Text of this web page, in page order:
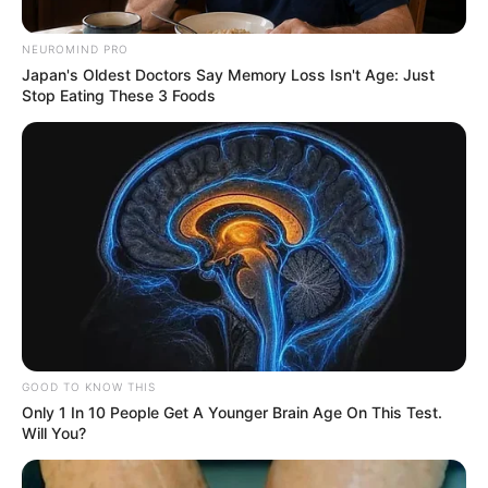
Personas capturadas en Medellín
Por: Diego Alejandro Escobar Calle
Octubre 15, 2025
NEUROMIND PRO
Japan's Oldest Doctors Say Memory Loss Isn't Age: Just
Stop Eating These 3 Foods
GOOD TO KNOW THIS
Only 1 In 10 People Get A Younger Brain Age On This Test.
Will You?